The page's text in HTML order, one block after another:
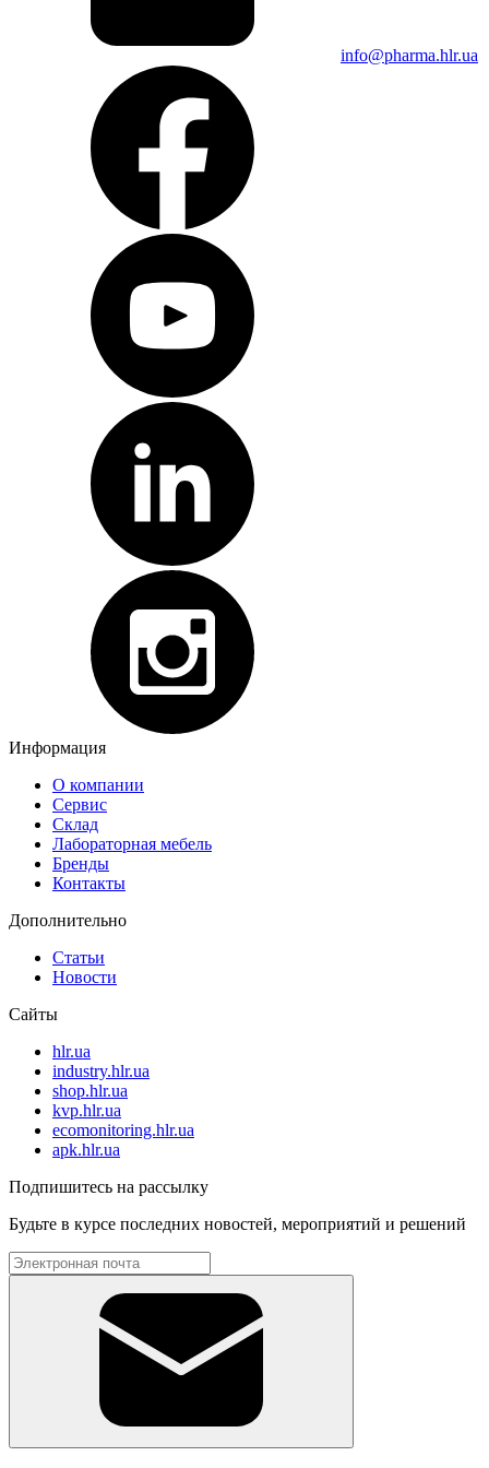
Тестеры жесткости и геометрических параметров таблеток и
Тестер точки разрыва ампул
Хроматография
Расходные материалы для хроматографии
Тонкослойная хроматография
Жидкостная хроматография
Газовая хроматография
info@pharma.hlr.ua
Информация
О компании
Сервис
Склад
Лабораторная мебель
Бренды
Контакты
Дополнительно
Статьи
Новости
Сайты
hlr.ua
industry.hlr.ua
shop.hlr.ua
kvp.hlr.ua
ecomonitoring.hlr.ua
apk.hlr.ua
Подпишитесь на рассылку
Будьте в курсе последних новостей, мероприятий и решений